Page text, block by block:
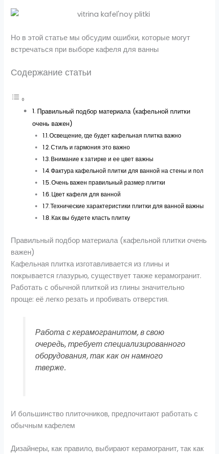
Но в этой статье мы обсудим ошибки, которые могут
встречаться при выборе кафеля для ванны
Содержание статьи
Правильный подбор материала (кафельной плитки
очень важен)
Освещение, где будет кафельная плитка важно
Стиль и гармония это важно
Внимание к затирке и ее цвет важны
Фактура кафельной плитки для ванной на стены и пол
Очень важен правильный размер плитки
Цвет кафеля для ванной
Технические характеристики плитки для ванной важны
Как вы будете класть плитку
Правильный подбор материала (кафельной плитки очень
важен)
Кафельная плитка изготавливается из глины и
покрывается глазурью, существует также керамогранит.
Работать с обычной плиткой из глины значительно
проще: её легко резать и пробивать отверстия.
Работа с керамогранитом, в свою
очередь, требует специализированного
оборудования, так как он намного
тверже.
И большинство плиточников, предпочитают работать с
обычным кафелем
Дизайнеры, как правило, выбирают керамогранит, так как